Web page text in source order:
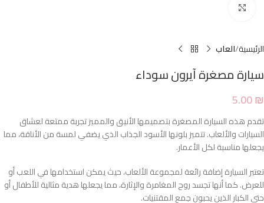
الرئيسية العاب
سيارة مصغرة آيرون سوداء
5.00₪
تقدم هذه السيارة المصغرة بتصميمها الأنيق والمميز تجربة ممتعة لعشاق
السيارات والألعاب. تتميز بلونها الأسود الجذاب الذي يضفي لمسة من الأناقة، مما
يجعلها مناسبة لكل الأعمار.
تعتبر السيارة إضافة رائعة لمجموعة الألعاب، حيث يمكن استخدامها في اللعب أو
للعرض. كما أنها تجسد روح المغامرة والإثارة، مما يجعلها هدية مثالية للأطفال أو
حتى الكبار الذين يحبون جمع المقتنيات.